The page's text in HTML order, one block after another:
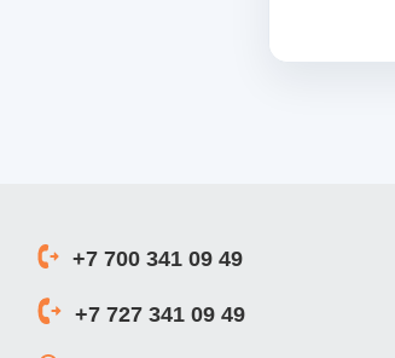
+7 700 341 09 49
+7 727 341 09 49